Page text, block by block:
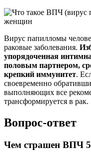
Вирус папилломы
раковые заболевания.
упорядоченная
половым партнером,
крепкий иммунитет.
своевременно
выполняющих все
трансформируется в рак.
Вопрос-ответ
Чем страшен ВПЧ